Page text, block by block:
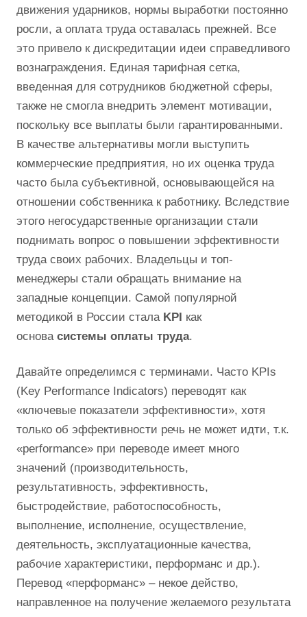
движения ударников, нормы выработки постоянно
росли, а оплата труда оставалась прежней. Все
это привело к дискредитации идеи справедливого
вознаграждения. Единая тарифная сетка,
введенная для сотрудников бюджетной сферы,
также не смогла внедрить элемент мотивации,
поскольку все выплаты были гарантированными.
В качестве альтернативы могли выступить
коммерческие предприятия, но их оценка труда
часто была субъективной, основывающейся на
отношении собственника к работнику. Вследствие
этого негосударственные организации стали
поднимать вопрос о повышении эффективности
труда своих рабочих. Владельцы и топ-
менеджеры стали обращать внимание на
западные концепции. Самой популярной
методикой в России стала KPI как
основа системы оплаты труда.
Давайте определимся с терминами. Часто KPIs
(Key Performance Indicators) переводят как
«ключевые показатели эффективности», хотя
только об эффективности речь не может идти, т.к.
«рerformance» при переводе имеет много
значений (производительность,
результативность, эффективность,
быстродействие, работоспособность,
выполнение, исполнение, осуществление,
деятельность, эксплуатационные качества,
рабочие характеристики, перформанс и др.).
Перевод «перформанс» – некое действо,
направленное на получение желаемого результата